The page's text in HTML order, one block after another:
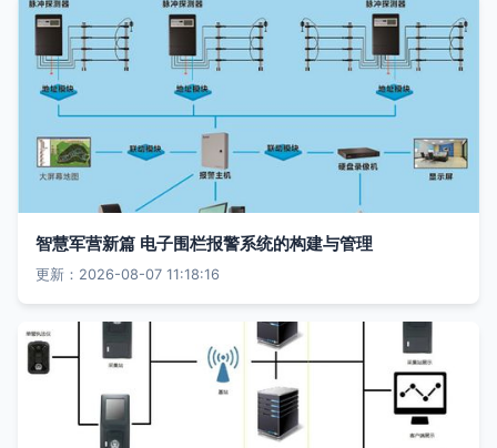
智慧军营新篇 电子围栏报警系统的构建与管理
更新：2026-08-07 11:18:16